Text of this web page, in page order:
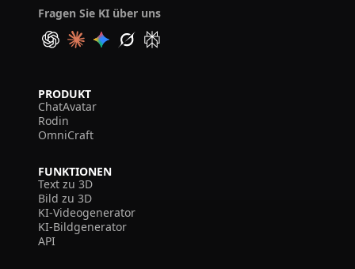
Fragen Sie KI über uns
PRODUKT
ChatAvatar
Rodin
OmniCraft
FUNKTIONEN
Text zu 3D
Bild zu 3D
KI-Videogenerator
KI-Bildgenerator
API